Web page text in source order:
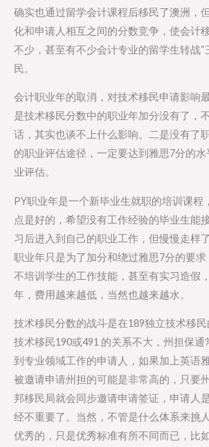
确实也通过留学会计课程后移民了澳洲，
化和申请人相互之间的分数竞争，使会计
不少，甚至有不少会计专业的留学生转战“
民。
会计职业年的取消，对技术移民申请影响
是技术移民分数中的职业年加分没有了，
话，其实也谈不上什么影响。二是没有了
的职业评估途径，一定要达到雅思7分的
业评估。
PY职业年是一个新毕业生就职的培训课程
点是好的，希望没有工作经验的毕业生能
习后进入到自己的职业工作，但慢慢走样
职业年只是为了加分和绕过雅思7分的要
不培训学生的工作技能，甚至有实习造假
年，费用越来越低，当然也越来越水。
技术移民分数的战斗是在189独立技术移
技术移民190或491 的关系不大，州担保通
到专业领域工作的申请人，如果加上英语
被邀请申请州担的可能是非常高的，只要
邦移民局就会同步邀请申请签证，申请人
经不重要了。当然，不管是什么体系来挑
优秀的，只是优秀标准有所不同而已，比